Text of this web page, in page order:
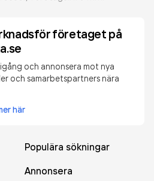
företaget på
och annonsera mot nya
och samarbetspartners nära
här
Populära sökningar
Annonsera